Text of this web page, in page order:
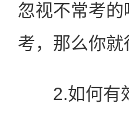
忽视不常考
考，那么你
2.如何有